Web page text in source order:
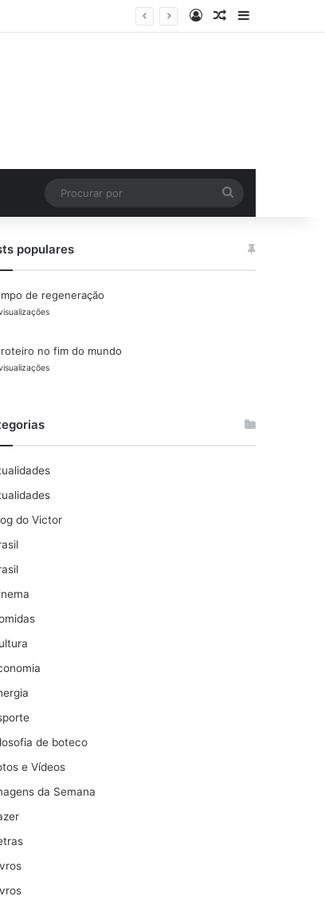
EntrarArtigo aleatório
por
populares
de regeneração
roteiro no fim do mundo
do Victor
de boteco
e Vídeos
da Semana